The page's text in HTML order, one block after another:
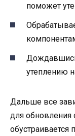
поможет
утеплению
Дальше все
для обновления